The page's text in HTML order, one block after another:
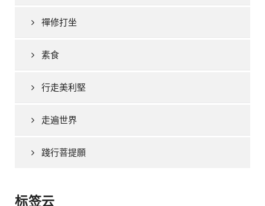
禪修打坐
素食
行走美利堅
走遍世界
踐行菩提願
标签云